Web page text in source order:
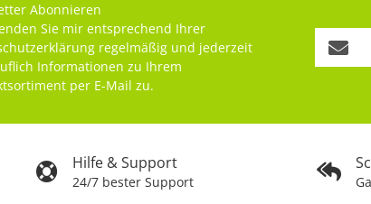
Hilfe & Support
24/7 bester Support
Abonnieren
Sie mir entsprechend Ihrer
regelmäßig und jederzeit
Informationen zu Ihrem
per E-Mail zu.